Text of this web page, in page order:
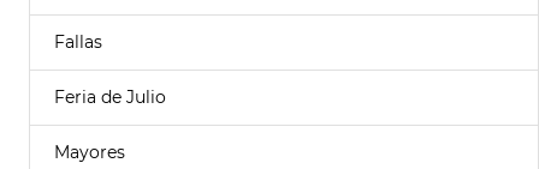
Fallas
Feria de Julio
Mayores